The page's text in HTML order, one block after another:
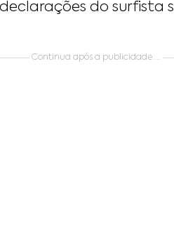
do surfista
Continua após a publicidade....